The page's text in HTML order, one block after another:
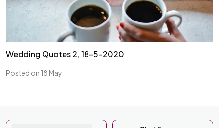
Wedding Quotes 2, 18-5-2020
Posted on 18 May